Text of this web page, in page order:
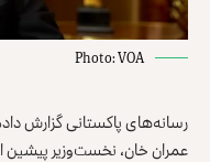
Photo: VOA
رسانه‌های پاکستانی گزارش
عمران خان، نخست‌وزیر